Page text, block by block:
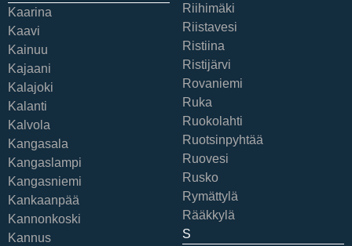
Kaarina
Kaavi
Kainuu
Kajaani
Kalajoki
Kalanti
Kalvola
Kangasala
Kangaslampi
Kangasniemi
Kankaanpää
Kannonkoski
Kannus
Riihimäki
Riistavesi
Ristiina
Ristijärvi
Rovaniemi
Ruka
Ruokolahti
Ruotsinpyhtää
Ruovesi
Rusko
Rymättylä
Rääkkylä
S